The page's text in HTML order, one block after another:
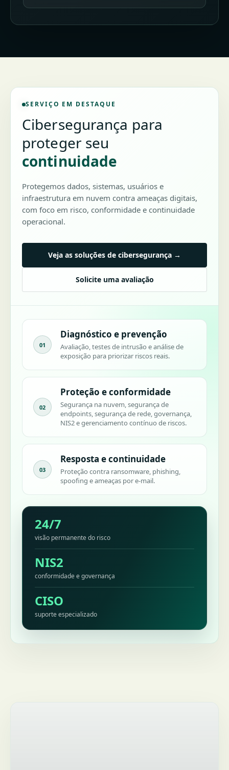
SERVIÇO EM DESTAQUE
Cibersegurança para
proteger seu
continuidade
Protegemos dados, sistemas, usuários e
infraestrutura em nuvem contra ameaças digitais,
com foco em risco, conformidade e continuidade
operacional.
Veja as soluções de cibersegurança →
Solicite uma avaliação
01
Diagnóstico e prevenção
Avaliação, testes de intrusão e análise de
exposição para priorizar riscos reais.
02
Proteção e conformidade
Segurança na nuvem, segurança de
endpoints, segurança de rede, governança,
NIS2 e gerenciamento contínuo de riscos.
03
Resposta e continuidade
Proteção contra ransomware, phishing,
spoofing e ameaças por e-mail.
24/7
visão permanente do risco
NIS2
conformidade e governança
CISO
suporte especializado